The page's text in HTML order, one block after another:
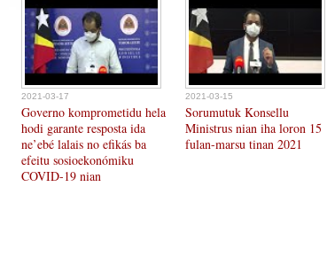
2021-03-17
Governo komprometidu hela
hodi garante resposta ida
ne’ebé lalais no efikás ba
efeitu sosioekonómiku
COVID-19 nian
2021-03-15
Sorumutuk Konsellu
Ministrus nian iha loron 15
fulan-marsu tinan 2021